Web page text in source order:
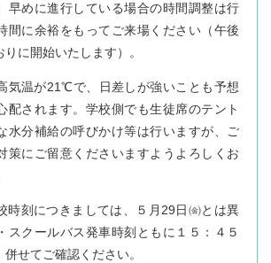
早めに進行している場合の時間調整は行
間に余裕をもってご来場ください（午後
に開始いたします）。
気温が21℃で、日差しが強いことも予想
配されます。学校側でも生徒席のテント
水分補給の呼びかけ等は行いますが、ご
策にご留意くださいますようよろしくお
時刻につきましては、５月29日㈮とは異
スクールバス発車時刻ともに１５：４５
せてご確認ください。